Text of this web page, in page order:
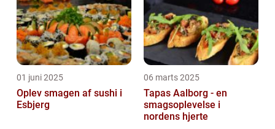
01 juni 2025
Oplev smagen af sushi i
Esbjerg
06 marts 2025
Tapas Aalborg - en
smagsoplevelse i
nordens hjerte